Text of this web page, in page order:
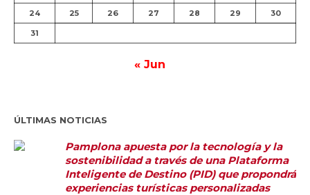
24 25 26 27 28 29 30
31
« Jun
ÚLTIMAS NOTICIAS
Pamplona apuesta por la tecnología y la
sostenibilidad a través de una Plataforma
Inteligente de Destino (PID) que propondrá
experiencias turísticas personalizadas